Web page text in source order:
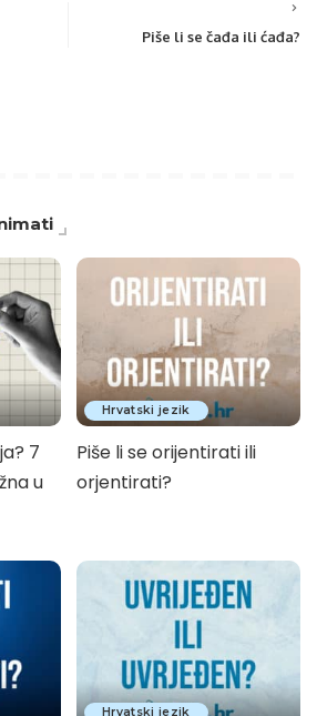
Piše li se čađa ili ćađa?
7
u
Hrvatski jezik
Piše li se orijentirati ili
orjentirati?
Hrvatski jezik